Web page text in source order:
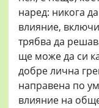
наред: никога
влияние,
трябва да
ще може да си
добре лична
направена по
влияние на